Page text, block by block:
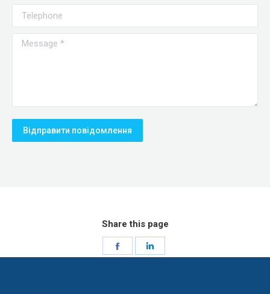
Telephone
Message *
Відправити повідомлення
Share this page